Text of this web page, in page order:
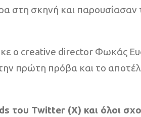
στη σκηνή και
ο creative director Φωκάς
πρώτη πρόβα και το
Twitter (X) και όλοι